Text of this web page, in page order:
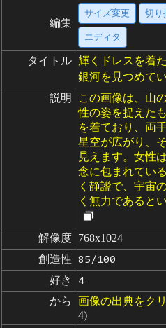
編集
サイズ変更 切り
エディタ
タイトル 輝くドレスを着
銀河を見つめてい
説明
この画像は、山
性の姿を捉えた
を着ており、両
星空が広がり、
見えます。女性
念に包まれてい
く静謐で、宇宙
く無力であると
解像度 768x1024
創造性
85/100
好き 4
から 画像の出典をク
4)